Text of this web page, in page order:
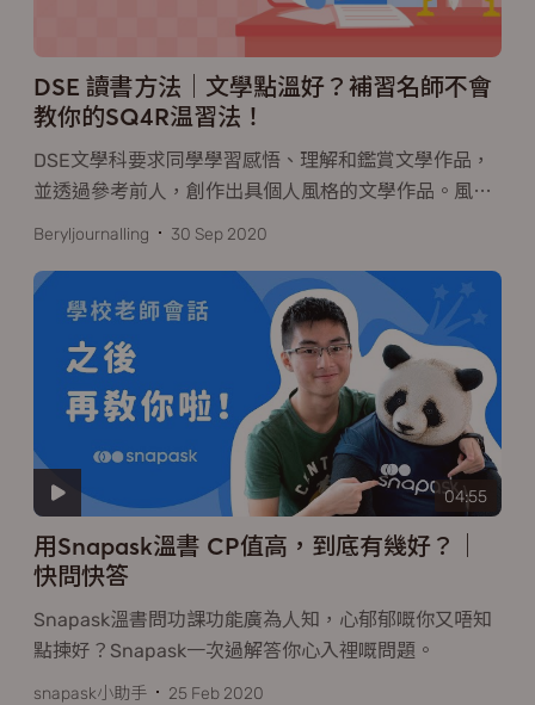
DSE 讀書方法｜文學點溫好？補習名師不會
教你的SQ4R温習法！
DSE文學科要求同學學習感悟、理解和鑑賞文學作品，
並透過參考前人，創作出具個人風格的文學作品。風…
Beryljournalling 30 Sep 2020
04:55
用Snapask溫書 CP值高，到底有幾好？｜
快問快答
Snapask溫書問功課功能廣為人知，心郁郁嘅你又唔知
點揀好？Snapask一次過解答你心入裡嘅問題。
snapask小助手 25 Feb 2020